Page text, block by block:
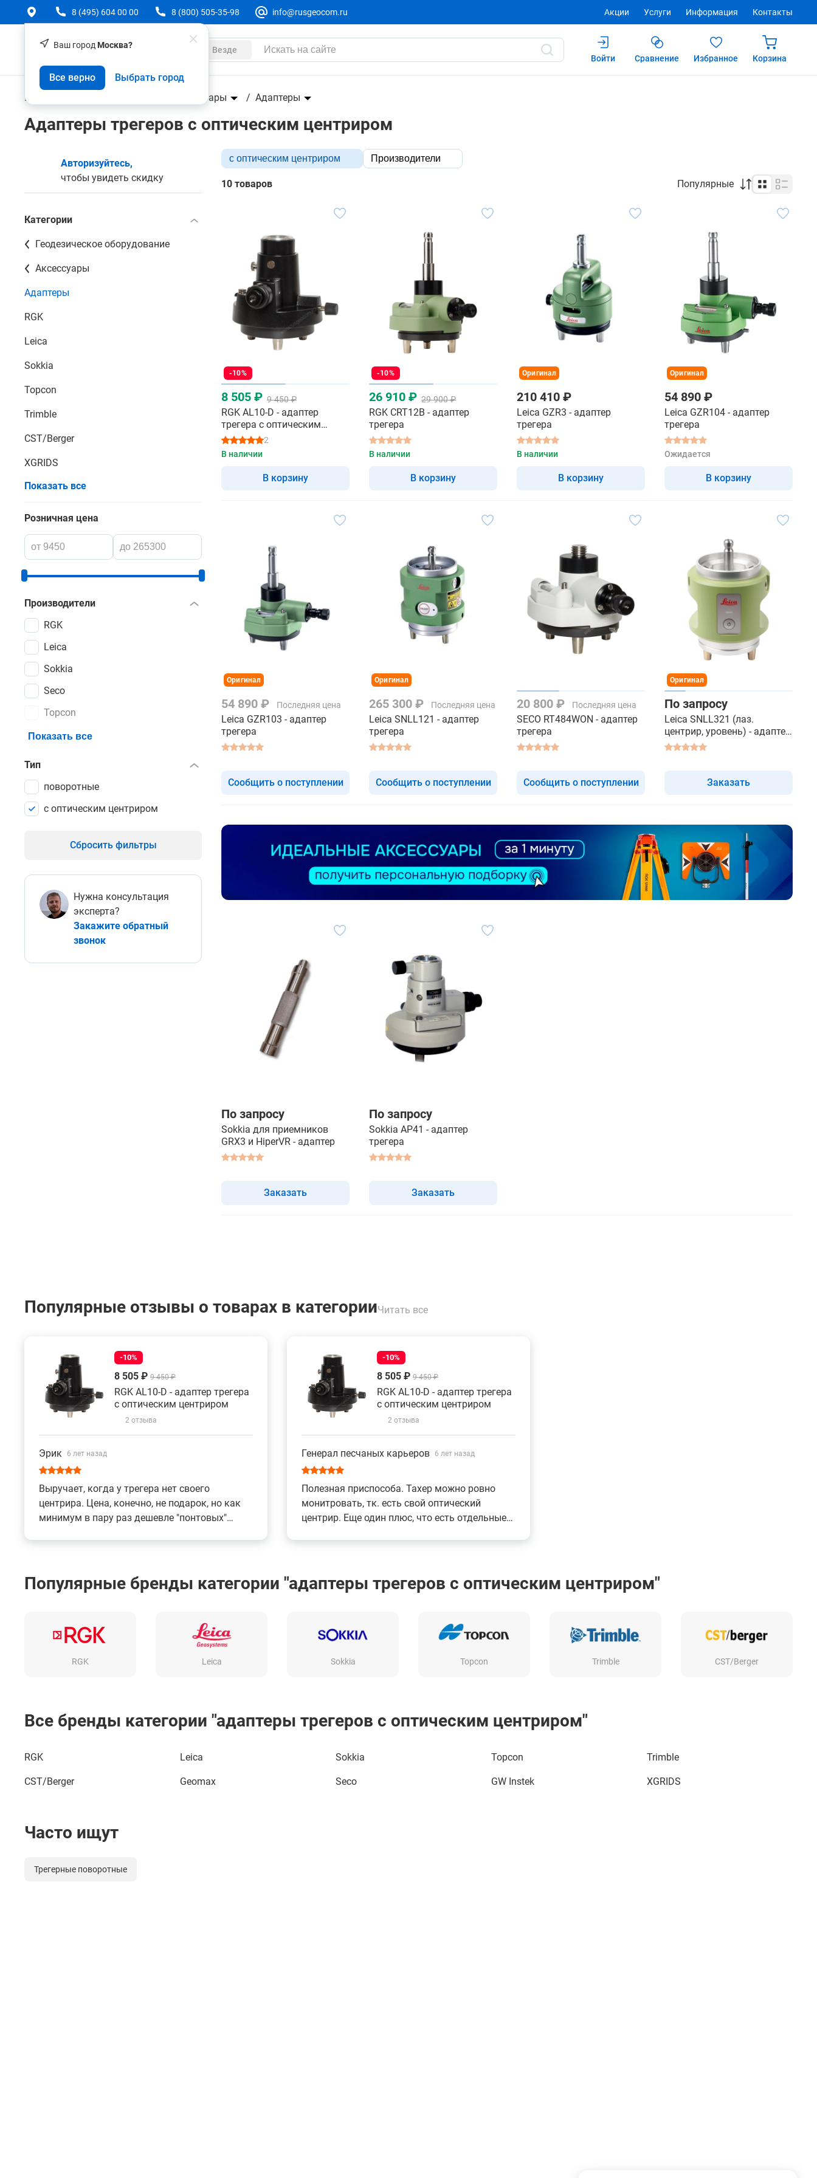
Ваш город Москва?
Все верно Выбрать город
8 (495) 604 00 00 8 (800) 505-35-98 info@rusgeocom.ru Акции Услуги Информация Контакты
Везде
Войти
Сравнение Избранное Корзина
Геодезическое оборудование Аксессуары Адаптеры
Адаптеры трегеров с оптическим центриром
Авторизуйтесь,
чтобы увидеть скидку
Категории
Геодезическое оборудование
Аксессуары
Адаптеры
RGK
Leica
Sokkia
Topcon
Trimble
CST/Berger
XGRIDS
Показать все
Розничная цена
Производители
RGK
Leica
Sokkia
Seco
Topcon
Показать все
Тип
поворотные
с оптическим центриром
Сбросить фильтры
Нужна консультация
эксперта?
Закажите обратный
звонок
с оптическим центриром Производители
10 товаров Популярные
-10%
8 505 ₽ 9 450 ₽
RGK AL10-D - адаптер
трегера с оптическим
центриром
2
В наличии
В корзину
-10%
26 910 ₽ 29 900 ₽
RGK CRT12B - адаптер
трегера
В наличии
В корзину
Оригинал
210 410 ₽
Leica GZR3 - адаптер
трегера
В наличии
В корзину
Оригинал
54 890 ₽
Leica GZR104 - адаптер
трегера
Ожидается
В корзину
Оригинал
54 890 ₽ Последняя цена
Leica GZR103 - адаптер
трегера
Сообщить о поступлении
Оригинал
265 300 ₽ Последняя цена
Leica SNLL121 - адаптер
трегера
Сообщить о поступлении
20 800 ₽ Последняя цена
SECO RT484WON - адаптер
трегера
Сообщить о поступлении
Оригинал
По запросу
Leica SNLL321 (лаз.
центрир, уровень) - адаптер
трегера
Заказать
По запросу
Sokkia для приемников
GRX3 и HiperVR - адаптер
Заказать
По запросу
Sokkia AP41 - адаптер
трегера
Заказать
Популярные отзывы о товарах в категорииЧитать все
-10%
8 505 ₽ 9 450 ₽
RGK AL10-D - адаптер трегера
с оптическим центриром
2 отзыва
Эрик 6 лет назад
Выручает, когда у трегера нет своего
центрира. Цена, конечно, не подарок, но как
минимум в пару раз дешевле "понтовых"
ходом. Ничего не люфтит, не болтается.
Корпус будто из одного куска выточен до
-10%
8 505 ₽ 9 450 ₽
RGK AL10-D - адаптер трегера
с оптическим центриром
2 отзыва
Генерал песчаных карьеров 6 лет назад
Полезная приспособа. Тахер можно ровно
монитровать, тк. есть свой оптический
центрир. Еще один плюс, что есть отдельные
Популярные бренды категории "адаптеры трегеров с оптическим центриром"
RGK Leica Sokkia Topcon Trimble CST/Berger
Все бренды категории "адаптеры трегеров с оптическим центриром"
RGK Leica Sokkia Topcon Trimble
CST/Berger Geomax Seco GW Instek XGRIDS
Часто ищут
Трегерные поворотные